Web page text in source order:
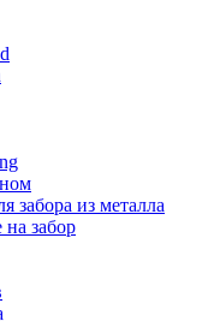
забора из металла
забор